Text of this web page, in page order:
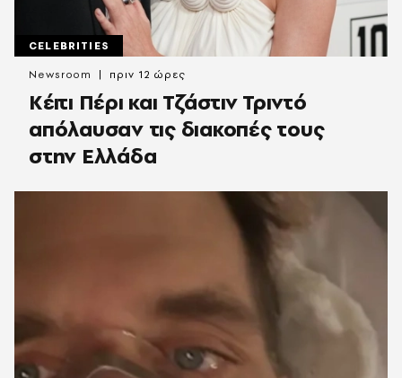
CELEBRITIES
Κέιτι Πέρι και Τζάστιν Τριντό
απόλαυσαν τις διακοπές τους
στην Ελλάδα
Newsroom πριν 12 ώρες